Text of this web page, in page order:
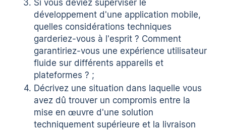
Si vous deviez superviser le
développement d'une application mobile,
quelles considérations techniques
garderiez-vous à l'esprit ? Comment
garantiriez-vous une expérience utilisateur
fluide sur différents appareils et
plateformes ? ;
Décrivez une situation dans laquelle vous
avez dû trouver un compromis entre la
mise en œuvre d'une solution
techniquement supérieure et la livraison